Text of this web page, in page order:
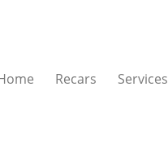
Recars Services